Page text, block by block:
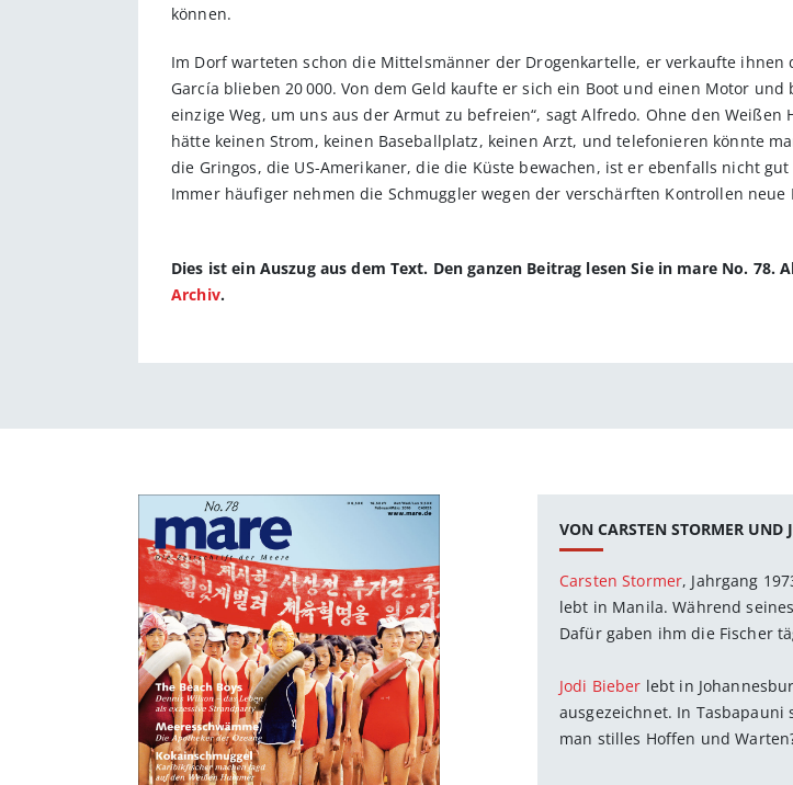
können.
Im Dorf warteten schon die Mittelsmänner der Drogenkartelle, er verkaufte ihnen
García blieben 20 000. Von dem Geld kaufte er sich ein Boot und einen Motor
einzige Weg, um uns aus der Armut zu befreien“, sagt Alfredo. Ohne den
hätte keinen Strom, keinen Baseballplatz, keinen Arzt, und telefonieren könnte
die Gringos, die US-Amerikaner, die die Küste bewachen, ist er ebenfalls nicht
Immer häufiger nehmen die Schmuggler wegen der verschärften Kontrollen neue
Dies ist ein Auszug aus dem Text. Den ganzen Beitrag lesen Sie in mare No.
Archiv.
VON CARSTEN STORMER UND
Carsten Stormer, Jahrgang
lebt in Manila. Während
Dafür gaben ihm die Fischer
Jodi Bieber lebt in
ausgezeichnet. In
man stilles Hoffen und